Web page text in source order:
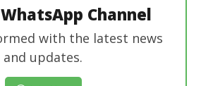
Channel
with the latest news
and updates.